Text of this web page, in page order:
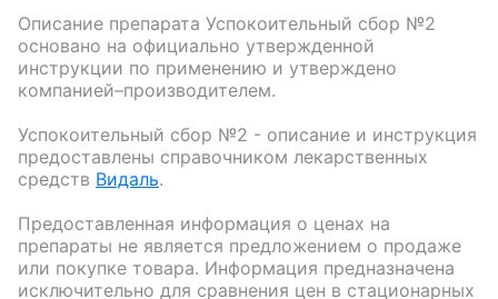
Описание препарата Успокоительный сбор №2
основано на официально утвержденной
инструкции по применению и утверждено
компанией–производителем.
Успокоительный сбор №2 - описание и инструкция
предоставлены справочником лекарственных
средств Видаль.
Предоставленная информация о ценах на
препараты не является предложением о продаже
или покупке товара. Информация предназначена
исключительно для сравнения цен в стационарных